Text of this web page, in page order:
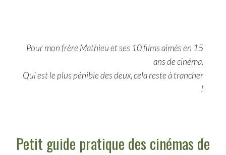
Pour mon frère Mathieu et ses 10 films aimés en 15
ans de cinéma.
Qui est le plus pénible des deux, cela reste à trancher
!
Petit guide pratique des cinémas de